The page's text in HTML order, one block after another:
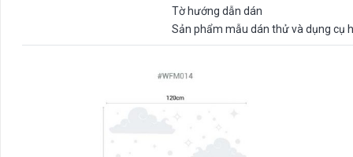
Tờ hướng dẫn dán
Sản phẩm mẫu dán thử và dụng cụ